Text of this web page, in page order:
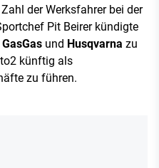
der Werksfahrer bei der
Pit Beirer kündigte
GasGas und Husqvarna zu
künftig als
zu führen.